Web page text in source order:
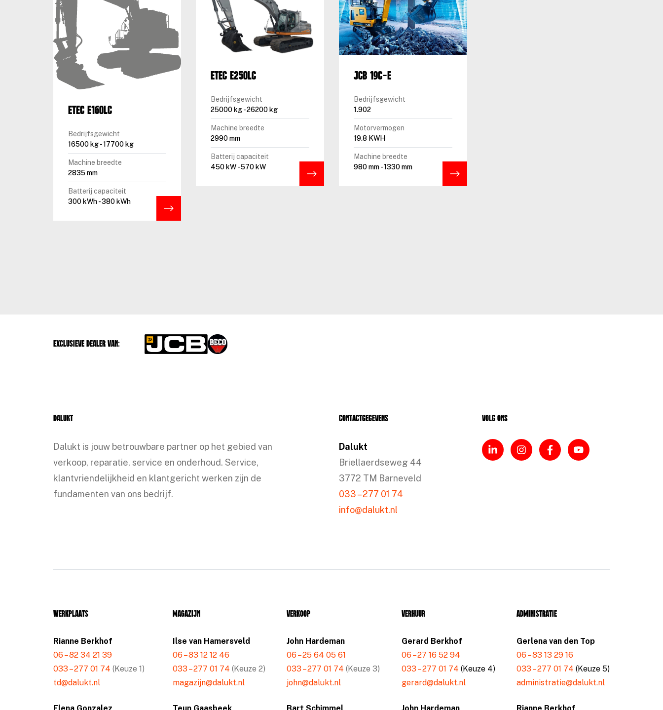
ETEC E160LC
Bedrijfsgewicht
16500 kg - 17700 kg
Machine breedte
2835 mm
Batterij capaciteit
300 kWh - 380 kWh
ETEC E250LC
Bedrijfsgewicht
25000 kg - 26200 kg
Machine breedte
2990 mm
Batterij capaciteit
450 kW - 570 kW
JCB 19C-E
Bedrijfsgewicht
1.902
Motorvermogen
19.8 KWH
Machine breedte
980 mm - 1330 mm
Exclusieve dealer van:
Dalukt
Dalukt is jouw betrouwbare partner op het gebied van
verkoop, reparatie, service en onderhoud. Service,
klantvriendelijkheid en klantgericht werken zijn de
fundamenten van ons bedrijf.
Contactgegevens
Dalukt
Briellaerdseweg 44
3772 TM Barneveld
033 – 277 01 74
info@dalukt.nl
Volg ons
Werkplaats
Rianne Berkhof
06 – 82 34 21 39
033 – 277 01 74 (Keuze 1)
td@dalukt.nl
Magazijn
Ilse van Hamersveld
06 – 83 12 12 46
033 – 277 01 74 (Keuze 2)
magazijn@dalukt.nl
Verkoop
John Hardeman
06 – 25 64 05 61
033 – 277 01 74 (Keuze 3)
john@dalukt.nl
Verhuur
Gerard Berkhof
06 – 27 16 52 94
033 – 277 01 74 (Keuze 4)
gerard@dalukt.nl
Administratie
Gerlena van den Top
06 – 83 13 29 16
033 – 277 01 74 (Keuze 5)
administratie@dalukt.nl